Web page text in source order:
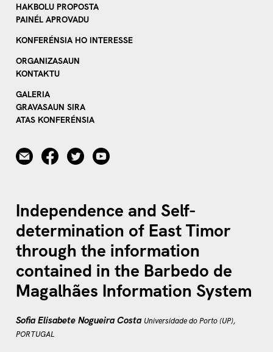
HAKBOLU PROPOSTA
PAINÉL APROVADU
KONFERÉNSIA HO INTERESSE
ORGANIZASAUN
KONTAKTU
GALERIA
GRAVASAUN SIRA
ATAS KONFERÉNSIA
Independence and Self-
determination of East Timor
through the information
contained in the Barbedo de
Magalhães Information System
Sofia Elisabete Nogueira Costa Universidade do Porto (UP),
PORTUGAL